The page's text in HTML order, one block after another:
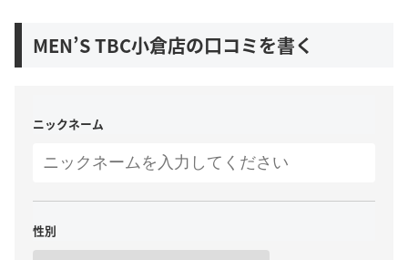
MEN’S TBC小倉店の口コミを書く
ニックネーム
性別